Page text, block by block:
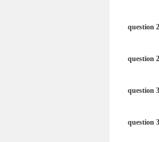
question
question
question
question